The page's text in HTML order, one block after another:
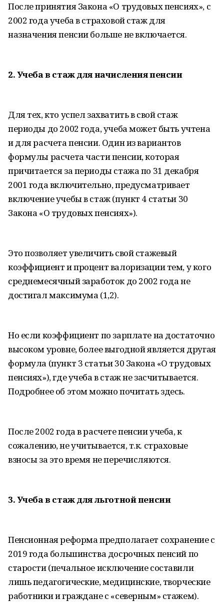
После принятия Закона «О трудовых пенсиях», с
2002 года учеба в страховой стаж для
назначения пенсии больше не включается.
2. Учеба в стаж для начисления пенсии
Для тех, кто успел захватить в свой стаж
периоды до 2002 года, учеба может быть учтена
и для расчета пенсии. Один из вариантов
формулы расчета части пенсии, которая
причитается за периоды стажа по 31 декабря
2001 года включительно, предусматривает
включение учебы в стаж (пункт 4 статьи 30
Закона «О трудовых пенсиях»).
Это позволяет увеличить свой стажевый
коэффициент и процент валоризации тем, у кого
среднемесячный заработок до 2002 года не
достигал максимума (1,2).
Но если коэффициент по зарплате на достаточно
высоком уровне, более выгодной является другая
формула (пункт 3 статьи 30 Закона «О трудовых
пенсиях»), где учеба в стаж не засчитывается.
Подробнее об этом можно почитать здесь.
После 2002 года в расчете пенсии учеба, к
сожалению, не учитывается, т.к. страховые
взносы за это время не перечисляются.
3. Учеба в стаж для льготной пенсии
Пенсионная реформа предполагает сохранение с
2019 года большинства досрочных пенсий по
старости (печальное исключение составили
лишь педагогические, медицинские, творческие
работники и граждане с «северным» стажем).